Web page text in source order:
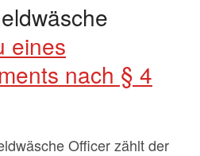
eines
nach § 4
Officer zählt der